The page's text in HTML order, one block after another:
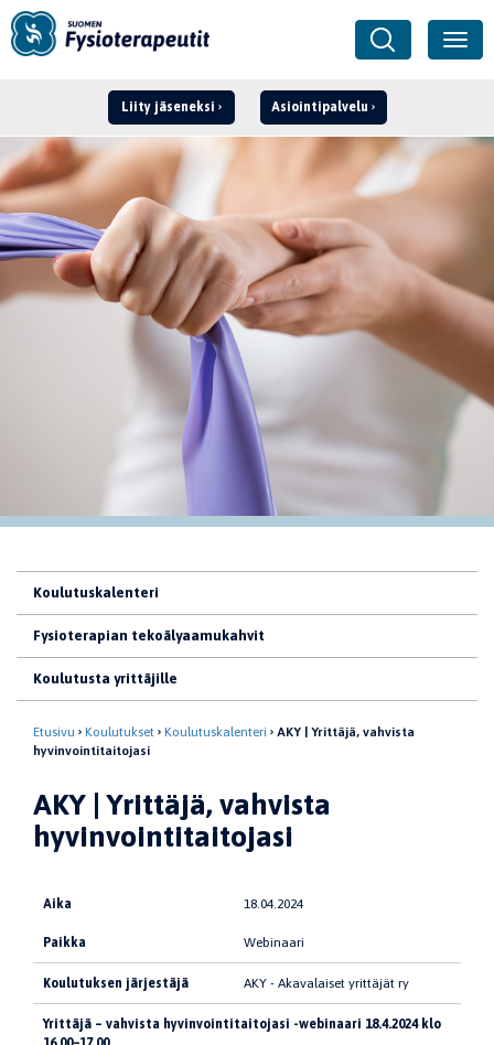
Liity jäseneksi Asiointipalvelu
Kirjaudu ›
Koulutuskalenteri
Fysioterapian tekoälyaamukahvit
Koulutusta yrittäjille
Etusivu Koulutukset Koulutuskalenteri
AKY | Yrittäjä, vahvista
hyvinvointitaitojasi
AKY | Yrittäjä, vahvista
hyvinvointitaitojasi
Aika 18.04.2024
Paikka Webinaari
Koulutuksen järjestäjä AKY - Akavalaiset yrittäjät ry
Yrittäjä – vahvista hyvinvointitaitojasi -webinaari 18.4.2024 klo